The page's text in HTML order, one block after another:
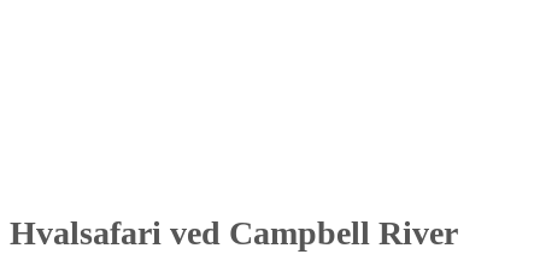
Hvalsafari ved Campbell River